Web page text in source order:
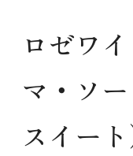
ロゼワ
マ・ソ
スイー